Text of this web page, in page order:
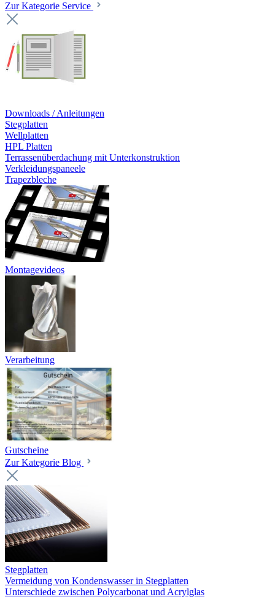
Zur Kategorie Service
Downloads / Anleitungen
Stegplatten
Wellplatten
HPL Platten
Terrassenüberdachung mit Unterkonstruktion
Verkleidungspaneele
Trapezbleche
Montagevideos
Verarbeitung
Gutscheine
Zur Kategorie Blog
Stegplatten
Vermeidung von Kondenswasser in Stegplatten
Unterschiede zwischen Polycarbonat und Acrylglas